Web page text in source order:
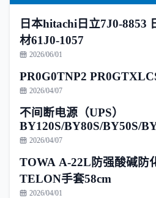
日本hitachi日立7J0-8853
材61J0-1057
2026/06/01
PR0G0TNP2
2026/04/07
不间断电源（UPS）
BY120S/BY80S/BY50S/
2026/04/07
TOWA A-22L防强酸碱防
TELON手套58cm
2026/04/01